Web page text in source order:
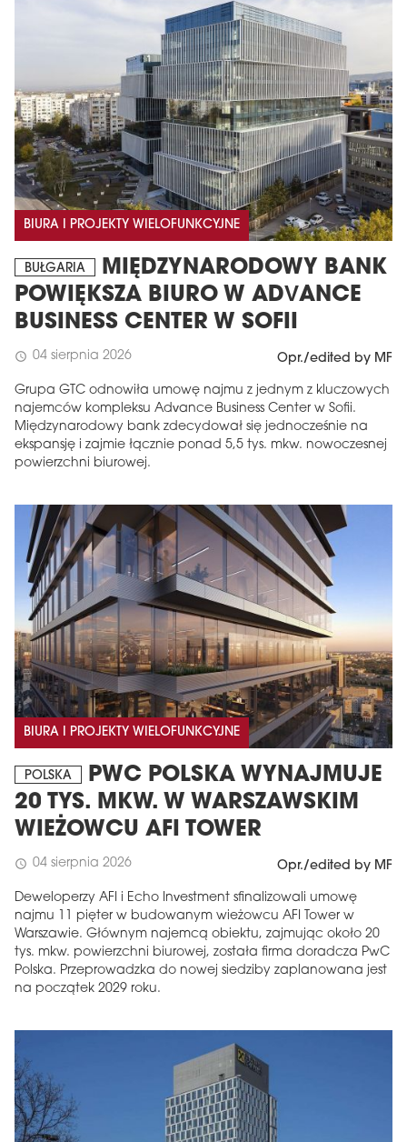
BIURA I PROJEKTY WIELOFUNKCYJNE
BUŁGARIA
MIĘDZYNARODOWY BANK
POWIĘKSZA BIURO W ADVANCE
BUSINESS CENTER W SOFII
schedule 04 sierpnia 2026 Opr./edited by MF
Grupa GTC odnowiła umowę najmu z jednym z kluczowych
najemców kompleksu Advance Business Center w Sofii.
Międzynarodowy bank zdecydował się jednocześnie na
ekspansję i zajmie łącznie ponad 5,5 tys. mkw. nowoczesnej
powierzchni biurowej.
BIURA I PROJEKTY WIELOFUNKCYJNE
POLSKA
PWC POLSKA WYNAJMUJE
20 TYS. MKW. W WARSZAWSKIM
WIEŻOWCU AFI TOWER
schedule 04 sierpnia 2026 Opr./edited by MF
Deweloperzy AFI i Echo Investment sfinalizowali umowę
najmu 11 pięter w budowanym wieżowcu AFI Tower w
Warszawie. Głównym najemcą obiektu, zajmując około 20
tys. mkw. powierzchni biurowej, została firma doradcza PwC
Polska. Przeprowadzka do nowej siedziby zaplanowana jest
na początek 2029 roku.